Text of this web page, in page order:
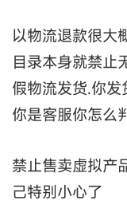
以物流退款很大
目录本身就禁止
假物流发货.你
你是客服你怎么
禁止售卖虚拟产
己特别小心了